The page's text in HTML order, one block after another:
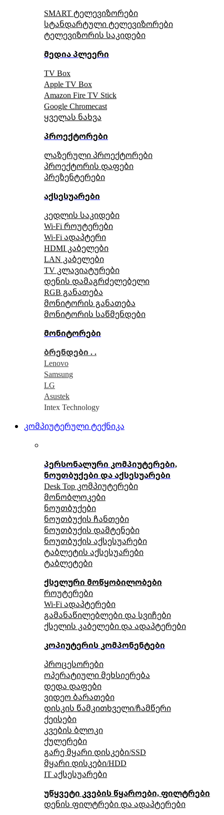
SMART ტელევიზორები
სტანდარტული ტელევიზორები
ტელევიზორის საკიდები
მედია პლეერი
TV Box
Apple TV Box
Amazon Fire TV Stick
Google Chromecast
ყველას ნახვა
პროექტორები
ლაზერული პროექტორები
პროექტორის დაფები
პრეზენტერები
აქსესუარები
კედლის საკიდები
Wi-Fi როუტერები
Wi-Fi ადაპტერი
HDMI კაბელები
LAN კაბელები
TV კლავიატურები
დენის დამაგრძელებელი
RGB განათება
მონიტორის განათება
მონიტორის საწმენდები
მონიტორები
ბრენდები . .
Lenovo
Samsung
LG
Asustek
Intex Technology
კომპიუტერული ტექნიკა
პერსონალური კომპიუტერები,
ნოუთბუქები და აქსესუარები
Desk Top კომპიუტერები
მონობლოკები
ნოუთბუქები
ნოუთბუქის ჩანთები
ნოუთბუქის დამტენები
ნოუთბუქის აქსესუარები
ტაბლეტის აქსესუარები
ტაბლეტები
ქსელური მოწყობილობები
როუტერები
Wi-Fi ადაპტერები
გამანაწილებლები და სვიჩები
ქსელის კაბელები და ადაპტერები
კოპიუტერის კომპონენტები
პროცესორები
ოპერატიული მეხსიერება
დედა დაფები
ვიდეო ბარათები
დისკის წამკითხველი/ჩამწერი
ქეისები
კვების ბლოკი
ქულერები
გარე მყარი დისკები/SSD
მყარი დისკები/HDD
IT აქსესუარები
უწყვეტი კვების წყაროები, ფილტრები
დენის ფილტრები და ადაპტერები